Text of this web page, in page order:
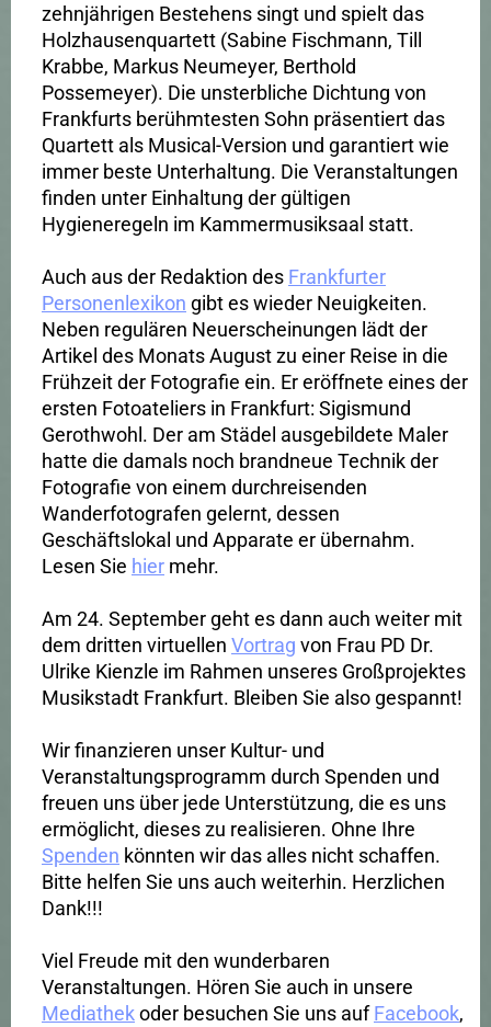
zehnjährigen Bestehens singt und spielt das
Holzhausenquartett (Sabine Fischmann, Till
Krabbe, Markus Neumeyer, Berthold
Possemeyer). Die unsterbliche Dichtung von
Frankfurts berühmtesten Sohn präsentiert das
Quartett als Musical-Version und garantiert wie
immer beste Unterhaltung. Die Veranstaltungen
finden unter Einhaltung der gültigen
Hygieneregeln im Kammermusiksaal statt.
Auch aus der Redaktion des Frankfurter
Personenlexikon gibt es wieder Neuigkeiten.
Neben regulären Neuerscheinungen lädt der
Artikel des Monats August zu einer Reise in die
Frühzeit der Fotografie ein. Er eröffnete eines der
ersten Fotoateliers in Frankfurt: Sigismund
Gerothwohl. Der am Städel ausgebildete Maler
hatte die damals noch brandneue Technik der
Fotografie von einem durchreisenden
Wanderfotografen gelernt, dessen
Geschäftslokal und Apparate er übernahm.
Lesen Sie hier mehr.
Am 24. September geht es dann auch weiter mit
dem dritten virtuellen Vortrag von Frau PD Dr.
Ulrike Kienzle im Rahmen unseres Großprojektes
Musikstadt Frankfurt. Bleiben Sie also gespannt!
Wir finanzieren unser Kultur- und
Veranstaltungsprogramm durch Spenden und
freuen uns über jede Unterstützung, die es uns
ermöglicht, dieses zu realisieren. Ohne Ihre
Spenden könnten wir das alles nicht schaffen.
Bitte helfen Sie uns auch weiterhin. Herzlichen
Dank!!!
Viel Freude mit den wunderbaren
Veranstaltungen. Hören Sie auch in unsere
Mediathekoder besuchen Sie uns aufFacebook,